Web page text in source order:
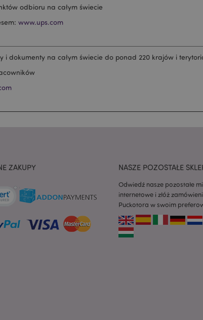
odbioru na całym świecie
www.ups.com
dokumenty na całym świecie do ponad 220 krajów i
ZAKUPY NASZE POZOSTAŁE
Odwiedź nasze pozostałe
internetowe i złóż
Puckotora w swoim
ostatnio przeglądanych produktów w celu
Przechowuje identyfikatory produktów
poprzednio porównywanych produktów w
błędach. Wiadomość jest usuwana z pliku
cookie na true.
Plik cookie X-Magento-Vary jest używany
przez system Magento 2 do zaznaczenia, że
wersja strony żądana przez użytkownika
została zmieniona. Pozwala na
różnych wersji tej samej strony, np. Varnish.
Przechowuje informacje specyficzne dla